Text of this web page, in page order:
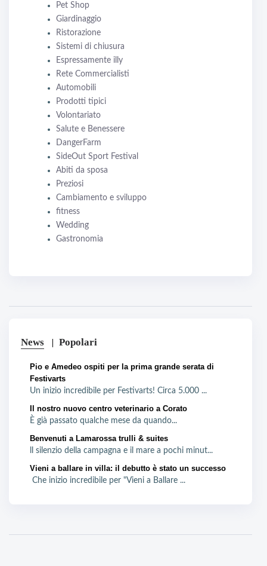
Pet Shop
Giardinaggio
Ristorazione
Sistemi di chiusura
Espressamente illy
Rete Commercialisti
Automobili
Prodotti tipici
Volontariato
Salute e Benessere
DangerFarm
SideOut Sport Festival
Abiti da sposa
Preziosi
Cambiamento e sviluppo
fitness
Wedding
Gastronomia
News Popolari
Pio e Amedeo ospiti per la prima grande serata di
Festivarts
Un inizio incredibile per Festivarts! Circa 5.000 ...
Il nostro nuovo centro veterinario a Corato
È già passato qualche mese da quando...
Benvenuti a Lamarossa trulli & suites
ll silenzio della campagna e il mare a pochi minut...
Vieni a ballare in villa: il debutto è stato un successo
Che inizio incredibile per "Vieni a Ballare ...